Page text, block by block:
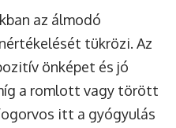
az álmodó
tükrözi. Az
önképet és jó
a romlott vagy törött
itt a gyógyulás